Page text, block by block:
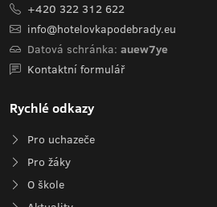
+420 322 312 622
info@hotelovkapodebrady.eu
Datová schránka: auew7ye
Kontaktní formulář
Rychlé odkazy
Pro uchazeče
Pro žáky
O škole